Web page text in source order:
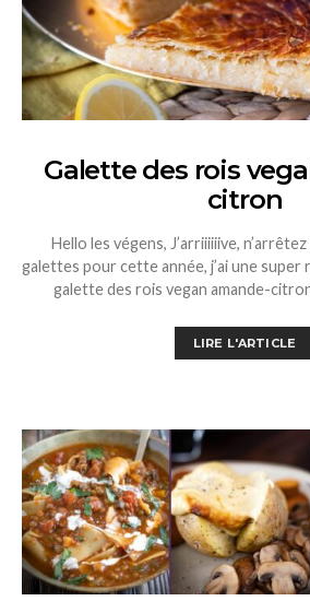
Galette des rois
citron
Hello les végens, J’arriiiiiive,
galettes pour cette année, j’ai une
galette des rois vegan amande-
LIRE L'ARTICLE